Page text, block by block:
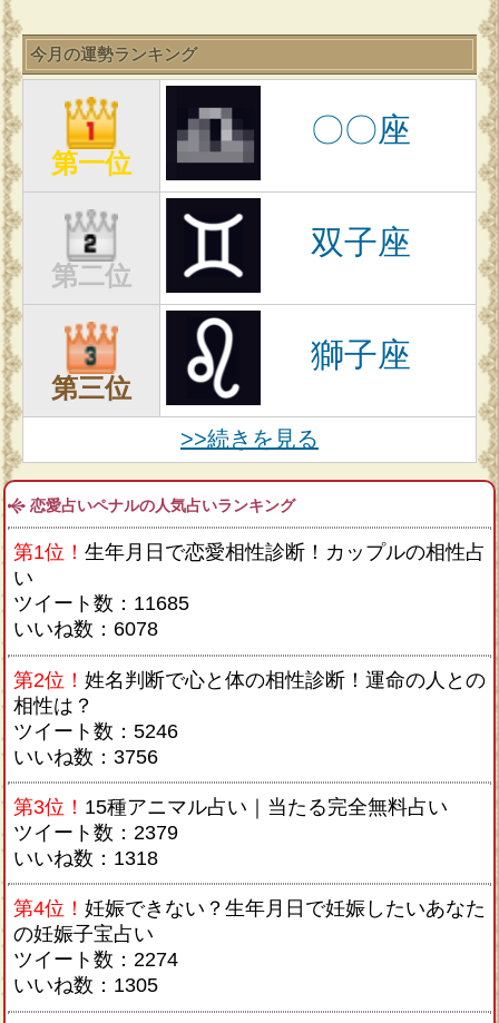
今月の運勢ランキング
第一位
〇〇座
第二位
双子座
第三位
獅子座
>>続きを見る
恋愛占いペナルの人気占いランキング
第1位！ 生年月日で恋愛相性診断！カップルの相性占
い
ツイート数：11685
いいね数：6078
第2位！ 姓名判断で心と体の相性診断！運命の人との
相性は？
ツイート数：5246
いいね数：3756
第3位！ 15種アニマル占い｜当たる完全無料占い
ツイート数：2379
いいね数：1318
第4位！ 妊娠できない？生年月日で妊娠したいあなた
の妊娠子宝占い
ツイート数：2274
いいね数：1305